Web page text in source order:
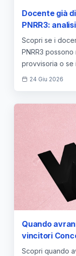
Docente già
PNRR3:
mobilità per il
Scopri se i
PNRR3
provvisoria o se
trasferimento.
24 Giu 2026
Quando
vincitori
2026/27
Scopri quando